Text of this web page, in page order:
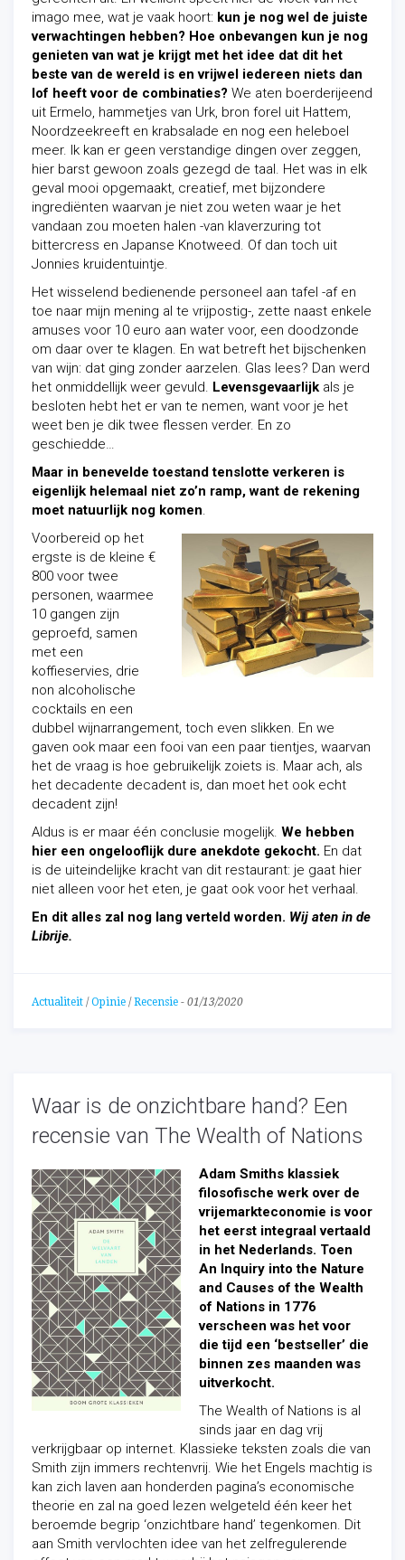
imago mee, wat je vaak hoort: kun je nog wel de juiste
verwachtingen hebben? Hoe onbevangen kun je nog
genieten van wat je krijgt met het idee dat dit het
beste van de wereld is en vrijwel iedereen niets dan
lof heeft voor de combinaties? We aten boerderijeend
uit Ermelo, hammetjes van Urk, bron forel uit Hattem,
Noordzeekreeft en krabsalade en nog een heleboel
meer. Ik kan er geen verstandige dingen over zeggen,
hier barst gewoon zoals gezegd de taal. Het was in elk
geval mooi opgemaakt, creatief, met bijzondere
ingrediënten waarvan je niet zou weten waar je het
vandaan zou moeten halen -van klaverzuring tot
bittercress en Japanse Knotweed. Of dan toch uit
Jonnies kruidentuintje.
Het wisselend bedienende personeel aan tafel -af en
toe naar mijn mening al te vrijpostig-, zette naast enkele
amuses voor 10 euro aan water voor, een doodzonde
om daar over te klagen. En wat betreft het bijschenken
van wijn: dat ging zonder aarzelen. Glas lees? Dan werd
het onmiddellijk weer gevuld. Levensgevaarlijk als je
besloten hebt het er van te nemen, want voor je het
weet ben je dik twee flessen verder. En zo
geschiedde…
Maar in benevelde toestand tenslotte verkeren is
eigenlijk helemaal niet zo’n ramp, want de rekening
moet natuurlijk nog komen.
Voorbereid op het
ergste is de kleine €
800 voor twee
personen, waarmee
10 gangen zijn
geproefd, samen
met een
koffieservies, drie
non alcoholische
cocktails en een
dubbel wijnarrangement, toch even slikken. En we
gaven ook maar een fooi van een paar tientjes, waarvan
het de vraag is hoe gebruikelijk zoiets is. Maar ach, als
het decadente decadent is, dan moet het ook echt
decadent zijn!
Aldus is er maar één conclusie mogelijk. We hebben
hier een ongelooflijk dure anekdote gekocht. En dat
is de uiteindelijke kracht van dit restaurant: je gaat hier
niet alleen voor het eten, je gaat ook voor het verhaal.
En dit alles zal nog lang verteld worden. Wij aten in de
Librije.
Actualiteit / Opinie / Recensie - 01/13/2020
Waar is de onzichtbare hand? Een
recensie van The Wealth of Nations
Adam Smiths klassiek
filosofische werk over de
vrijemarkteconomie is voor
het eerst integraal vertaald
in het Nederlands. Toen
An Inquiry into the Nature
and Causes of the Wealth
of Nations in 1776
verscheen was het voor
die tijd een ‘bestseller’ die
binnen zes maanden was
uitverkocht.
The Wealth of Nations is al
sinds jaar en dag vrij
verkrijgbaar op internet. Klassieke teksten zoals die van
Smith zijn immers rechtenvrij. Wie het Engels machtig is
kan zich laven aan honderden pagina’s economische
theorie en zal na goed lezen welgeteld één keer het
beroemde begrip ‘onzichtbare hand’ tegenkomen. Dit
aan Smith vervlochten idee van het zelfregulerende